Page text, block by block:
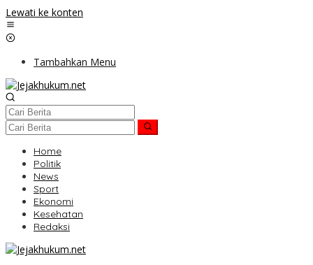
Lewati ke konten
Tambahkan Menu
Home
Politik
News
Sport
Ekonomi
Kesehatan
Redaksi